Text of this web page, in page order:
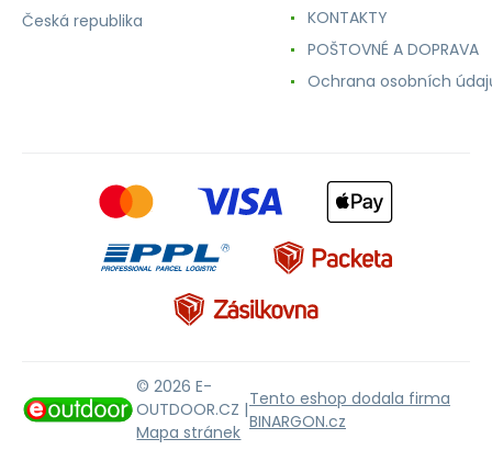
Česká republika
KONTAKTY
POŠTOVNÉ A DOPRAVA
Ochrana osobních
© 2026 E-
OUTDOOR.CZ |
Mapa stránek
Tento eshop dodala firma
BINARGON.cz